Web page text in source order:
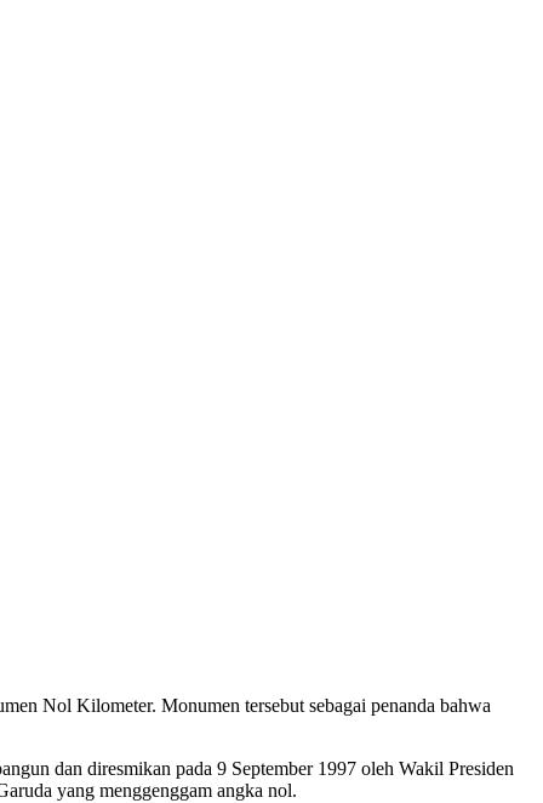
Nol Kilometer. Monumen tersebut sebagai penanda bahwa
dan diresmikan pada 9 September 1997 oleh Wakil Presiden
yang menggenggam angka nol.